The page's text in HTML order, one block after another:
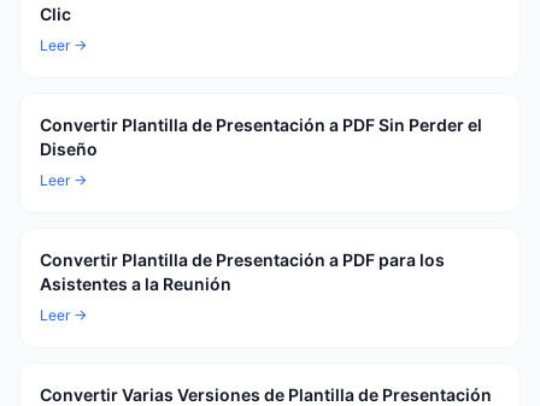
Clic
Leer →
Convertir Plantilla de Presentación a PDF Sin Perder el
Diseño
Leer →
Convertir Plantilla de Presentación a PDF para los
Asistentes a la Reunión
Leer →
Convertir Varias Versiones de Plantilla de Presentación